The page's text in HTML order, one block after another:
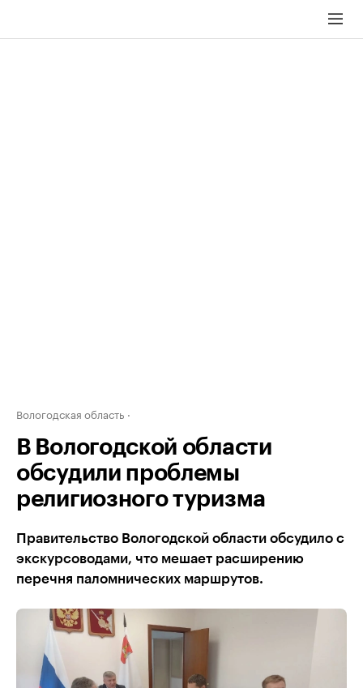
Вологодская область
В Вологодской области
обсудили проблемы
религиозного туризма
Правительство Вологодской области обсудило с
экскурсоводами, что мешает расширению
перечня паломнических маршрутов.